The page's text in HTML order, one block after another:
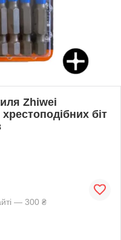
Zhiwei
біт
— 300 ₴